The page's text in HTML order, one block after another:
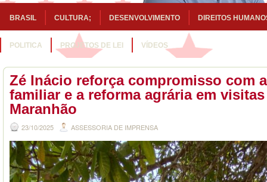
BRASIL CULTURA; DESENVOLVIMENTO DIREITOS
POLITICA PROJETOS DE LEI VÍDEOS
Zé Inácio reforça compromisso com
familiar e a reforma agrária em
Maranhão
23/10/2025 ASSESSORIA DE IMPRENSA